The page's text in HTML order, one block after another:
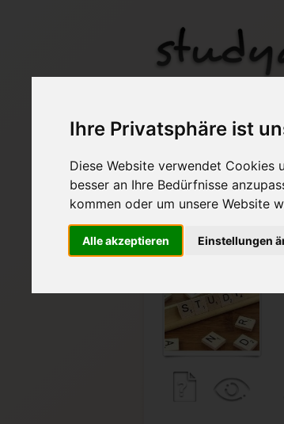
Ihre Privatsphäre ist
Diese Website verwendet Cookies
besser an Ihre Bedürfnisse
kommen oder um unsere Website
Alle akzeptieren Einstellungen
SGD -
Auf